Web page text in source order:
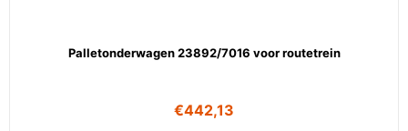
Palletonderwagen 23892/7016 voor routetrein
€442,13